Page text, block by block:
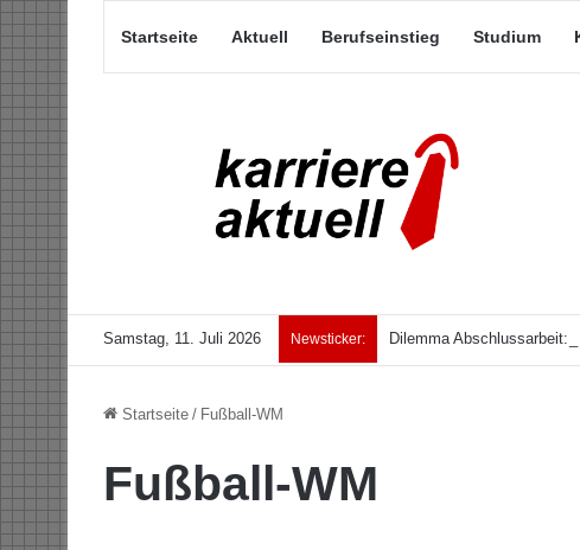
Startseite Aktuell Berufseinstieg Studium
Samstag, 11. Juli 2026 Newsticker: Dilemma Abschlussarbeit:
Startseite / Fußball-WM
Fußball-WM